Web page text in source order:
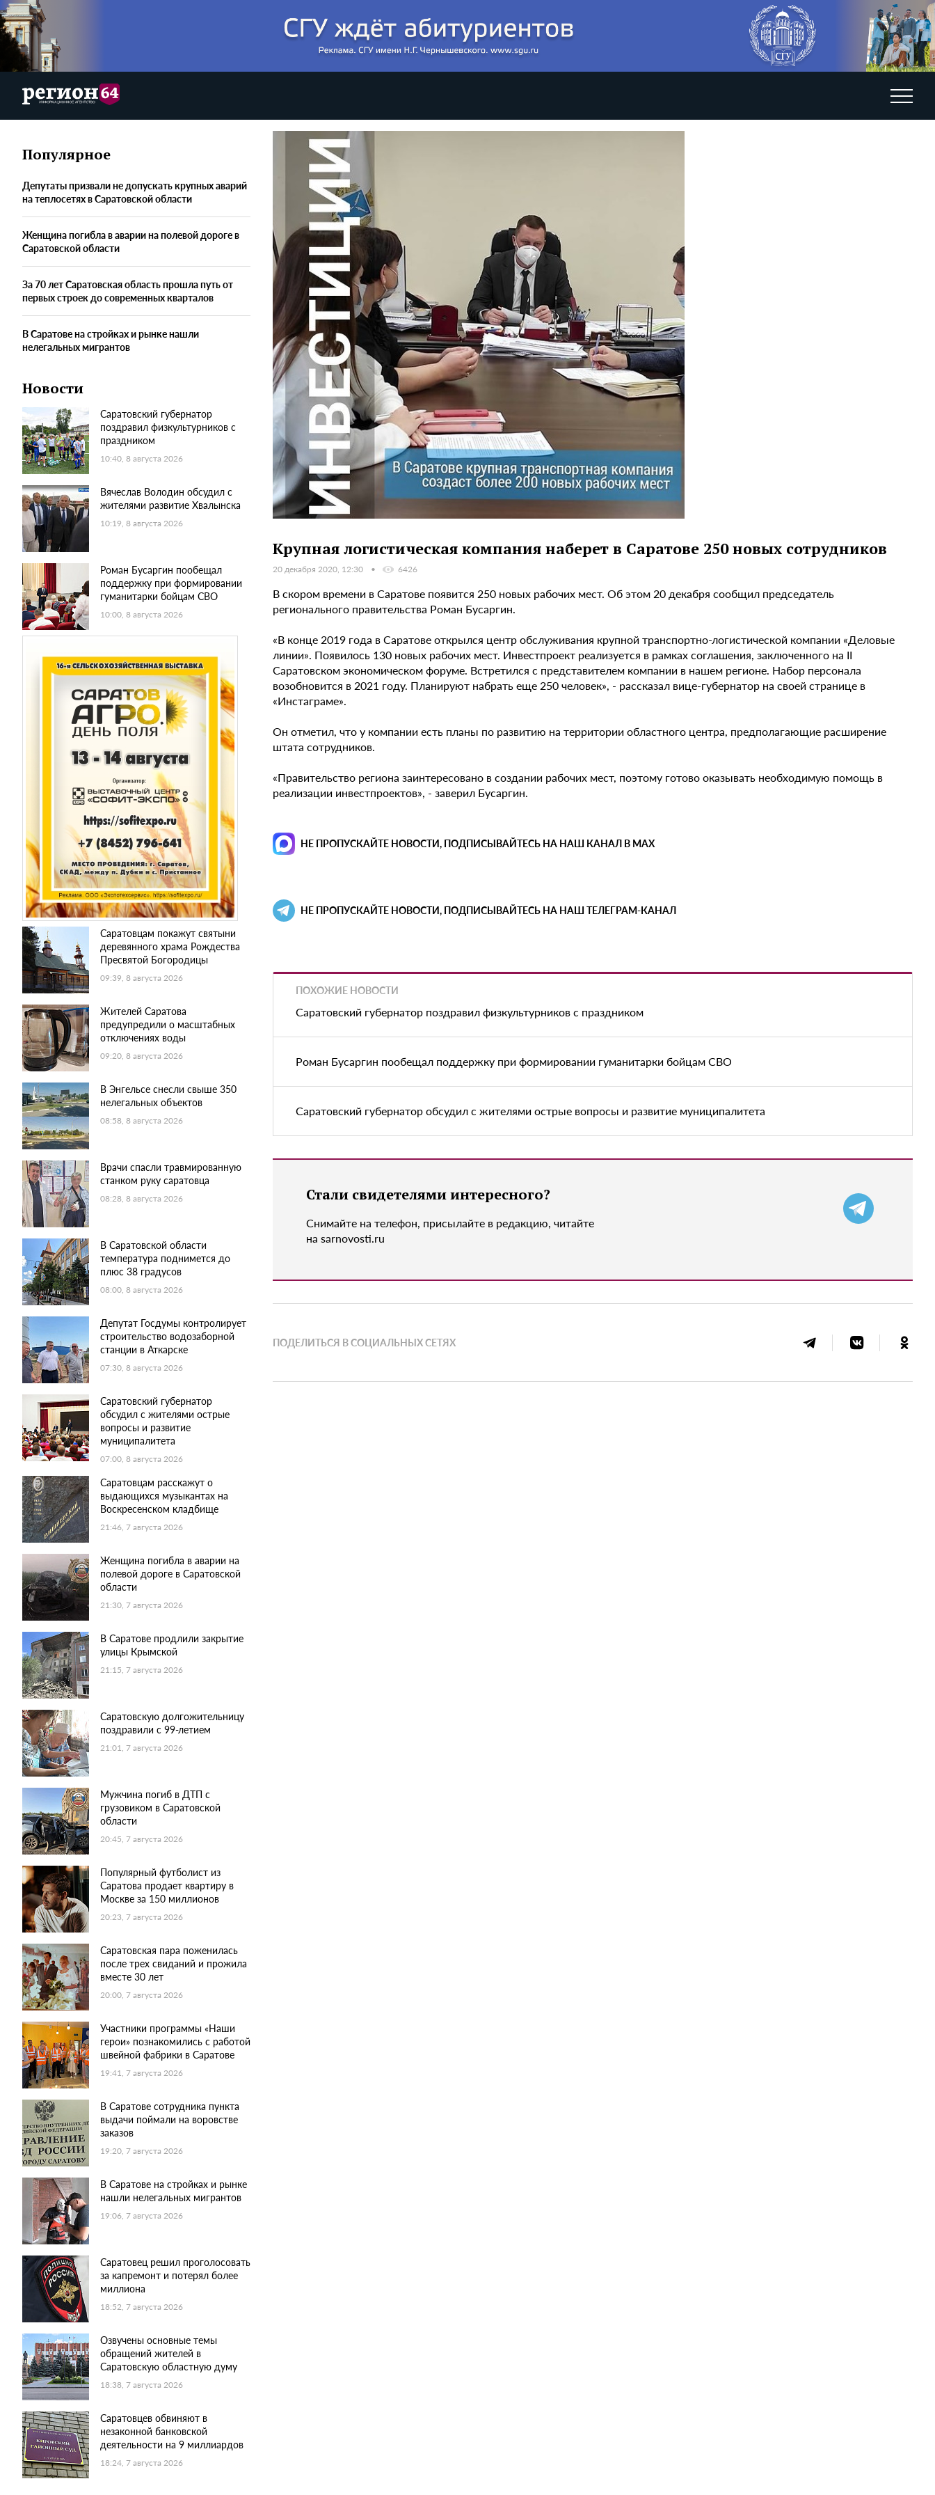
Популярное
Депутаты призвали не допускать крупных аварий
на теплосетях в Саратовской области
Женщина погибла в аварии на полевой дороге в
Саратовской области
За 70 лет Саратовская область прошла путь от
первых строек до современных кварталов
В Саратове на стройках и рынке нашли
нелегальных мигрантов
Новости
Саратовский губернатор
поздравил физкультурников с
праздником
10:40, 8 августа 2026
Вячеслав Володин обсудил с
жителями развитие Хвалынска
10:19, 8 августа 2026
Роман Бусаргин пообещал
поддержку при формировании
гуманитарки бойцам СВО
10:00, 8 августа 2026
Саратовцам покажут святыни
деревянного храма Рождества
Пресвятой Богородицы
09:39, 8 августа 2026
Жителей Саратова
предупредили о масштабных
отключениях воды
09:20, 8 августа 2026
В Энгельсе снесли свыше 350
нелегальных объектов
08:58, 8 августа 2026
Врачи спасли травмированную
станком руку саратовца
08:28, 8 августа 2026
В Саратовской области
температура поднимется до
плюс 38 градусов
08:00, 8 августа 2026
Депутат Госдумы контролирует
строительство водозаборной
станции в Аткарске
07:30, 8 августа 2026
Саратовский губернатор
обсудил с жителями острые
вопросы и развитие
муниципалитета
07:00, 8 августа 2026
Саратовцам расскажут о
выдающихся музыкантах на
Воскресенском кладбище
21:46, 7 августа 2026
Женщина погибла в аварии на
полевой дороге в Саратовской
области
21:30, 7 августа 2026
В Саратове продлили закрытие
улицы Крымской
21:15, 7 августа 2026
Саратовскую долгожительницу
поздравили с 99-летием
21:01, 7 августа 2026
Мужчина погиб в ДТП с
грузовиком в Саратовской
области
20:45, 7 августа 2026
Популярный футболист из
Саратова продает квартиру в
Москве за 150 миллионов
20:23, 7 августа 2026
Саратовская пара поженилась
после трех свиданий и прожила
вместе 30 лет
20:00, 7 августа 2026
Участники программы «Наши
герои» познакомились с работой
швейной фабрики в Саратове
19:41, 7 августа 2026
В Саратове сотрудника пункта
выдачи поймали на воровстве
заказов
19:20, 7 августа 2026
В Саратове на стройках и рынке
нашли нелегальных мигрантов
19:06, 7 августа 2026
Саратовец решил проголосовать
за капремонт и потерял более
миллиона
18:52, 7 августа 2026
Озвучены основные темы
обращений жителей в
Саратовскую областную думу
18:38, 7 августа 2026
Саратовцев обвиняют в
незаконной банковской
деятельности на 9 миллиардов
18:24, 7 августа 2026
Крупная логистическая компания наберет в Саратове 250 новых сотрудников
20 декабря 2020, 12:30 6426
В скором времени в Саратове появится 250 новых рабочих мест. Об этом 20 декабря сообщил председатель
регионального правительства Роман Бусаргин.
«В конце 2019 года в Саратове открылся центр обслуживания крупной транспортно-логистической компании «Деловые
линии». Появилось 130 новых рабочих мест. Инвестпроект реализуется в рамках соглашения, заключенного на II
Саратовском экономическом форуме. Встретился с представителем компании в нашем регионе. Набор персонала
возобновится в 2021 году. Планируют набрать еще 250 человек», - рассказал вице-губернатор на своей странице в
«Инстаграме».
Он отметил, что у компании есть планы по развитию на территории областного центра, предполагающие расширение
штата сотрудников.
«Правительство региона заинтересовано в создании рабочих мест, поэтому готово оказывать необходимую помощь в
реализации инвестпроектов», - заверил Бусаргин.
НЕ ПРОПУСКАЙТЕ НОВОСТИ, ПОДПИСЫВАЙТЕСЬ НА НАШ КАНАЛ В MAX
НЕ ПРОПУСКАЙТЕ НОВОСТИ, ПОДПИСЫВАЙТЕСЬ НА НАШ ТЕЛЕГРАМ-КАНАЛ
ПОХОЖИЕ НОВОСТИ
Саратовский губернатор поздравил физкультурников с праздником
Роман Бусаргин пообещал поддержку при формировании гуманитарки бойцам СВО
Саратовский губернатор обсудил с жителями острые вопросы и развитие муниципалитета
Стали свидетелями интересного?
Снимайте на телефон, присылайте в редакцию, читайте
на sarnovosti.ru
ПОДЕЛИТЬСЯ В СОЦИАЛЬНЫХ СЕТЯХ